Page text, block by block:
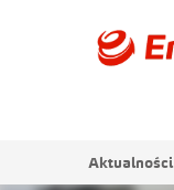
Aktualności